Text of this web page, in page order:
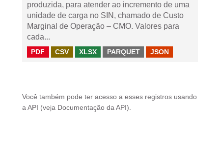
produzida, para atender ao incremento de uma
unidade de carga no SIN, chamado de Custo
Marginal de Operação – CMO. Valores para
cada...
PDF CSV XLSX PARQUET JSON
Você também pode ter acesso a esses registros usando
a API (veja Documentação da API ).